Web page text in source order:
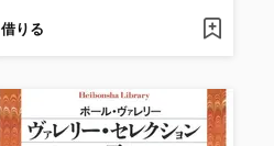
借りる